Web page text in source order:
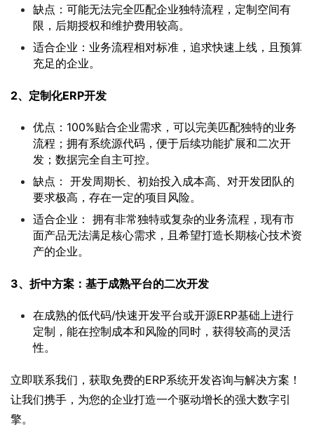
缺点：可能无法完全匹配企业独特流程，定制空间有
限，后期授权和维护费用较高。
适合企业：业务流程相对标准，追求快速上线，且预算
充足的企业。
2、定制化ERP开发
优点：100%贴合企业需求，可以完美匹配独特的业务
流程；拥有系统源代码，便于后续功能扩展和二次开
发；数据完全自主可控。
缺点： 开发周期长、初始投入成本高、对开发团队的
要求极高，存在一定的项目风险。
适合企业： 拥有非常独特或复杂的业务流程，现有市
面产品无法满足核心需求，且希望打造长期核心技术资
产的企业。
3、折中方案：基于成熟平台的二次开发
在成熟的低代码/快速开发平台或开源ERP基础上进行
定制，能在控制成本和风险的同时，获得较高的灵活
性。
立即联系我们，获取免费的ERP系统开发咨询与解决方案！
让我们携手，为您的企业打造一个驱动增长的强大数字引
擎。